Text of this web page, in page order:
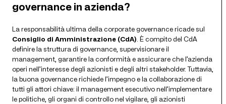
governance in azienda?
La responsabilità ultima della corporate governance ricade sul
Consiglio di Amministrazione (CdA) . È compito del CdA
definire la struttura di governance, supervisionare il
management, garantire la conformità e assicurare che l’azienda
operi nell’interesse degli azionisti e degli altri stakeholder. Tuttavia,
la buona governance richiede l’impegno e la collaborazione di
tutti gli attori chiave: il management esecutivo nell’implementare
le politiche, gli organi di controllo nel vigilare, gli azionisti